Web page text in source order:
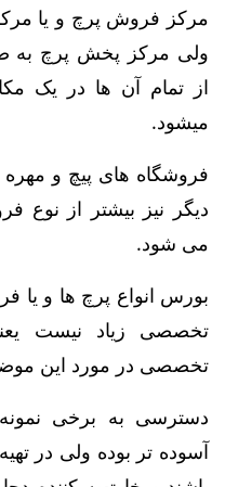
مرکز فروش پرچ و یا
ولی مرکز پخش پرچ
از تمام آن ها در یک
میشود.
فروشگاه های پیچ و
دیگر نیز بیشتر از نوع
می شود.
بورس انواع پرچ ها و یا
تخصصی زیاد نیست
تخصصی در مورد این
دسترسی به برخی
آسوده تر بوده ولی در